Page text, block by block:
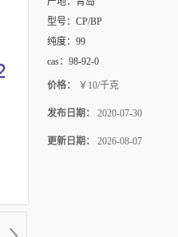
型号： CP/BP
纯度： 99
cas： 98-92-0
价格： ￥10/千克
发布日期： 2020-07-30
更新日期： 2026-08-07